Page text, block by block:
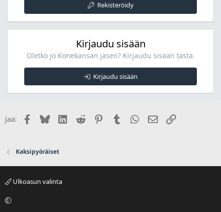
Rekisteröidy
Kirjaudu sisään
Oletko jo Konekansan jäsen? Kirjaudu sisään tästä.
Kirjaudu sisään
Jaa: Facebook
BlueskyLinkedIn
Reddit PinterestTumblr WhatsApp
Sähköposti
Linkki
Kaksipyöräiset
Ulkoasun valinta